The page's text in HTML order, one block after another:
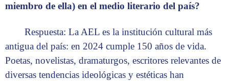
miembro de ella) en el medio literario del país?
Respuesta: La AEL es la institución cultural más
antigua del país: en 2024 cumple 150 años de vida.
Poetas, novelistas, dramaturgos, escritores relevantes de
diversas tendencias ideológicas y estéticas han